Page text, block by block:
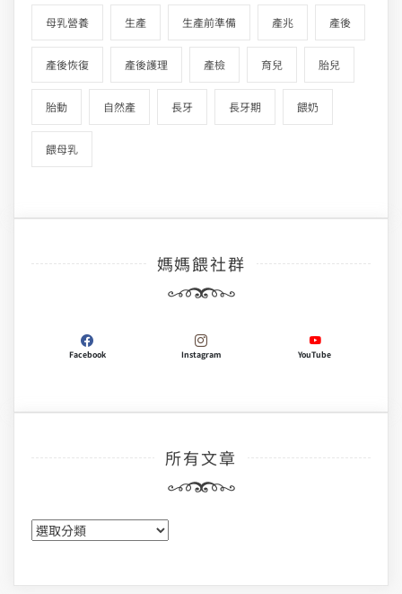
母乳營養 生產 生產前準備 產兆 產後
產後恢復 產後護理 產檢 育兒 胎兒
胎動 自然產 長牙 長牙期 餵奶
餵母乳
媽媽餵社群
Facebook Instagram YouTube
所有文章
所
有
章